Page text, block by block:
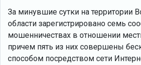
За минувшие сутки на территории
области зарегистрировано семь
мошенничествах в отношении
причем пять из них совершены
способом посредством сети